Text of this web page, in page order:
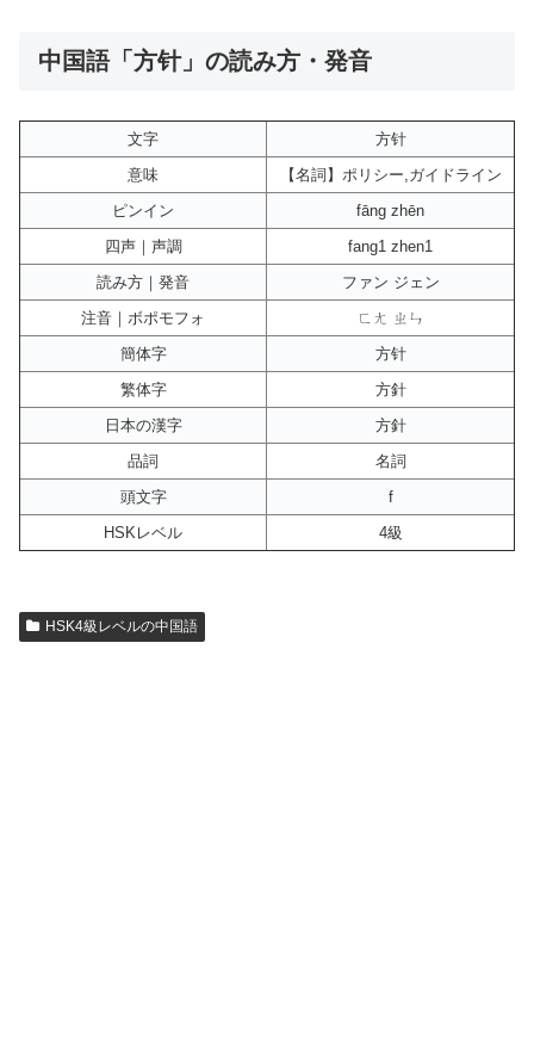
中国語「方针」の読み方・発音
文字
方针
意味
【名詞】ポリシー,ガイドライン
ピンイン
fāng zhēn
四声｜声調
fang1 zhen1
読み方｜発音
ファン ジェン
注音｜ボポモフォ
ㄈㄤ ㄓㄣ
簡体字
方针
繁体字
方針
日本の漢字
方針
品詞
名詞
頭文字
f
HSKレベル
4級
HSK4級レベルの中国語